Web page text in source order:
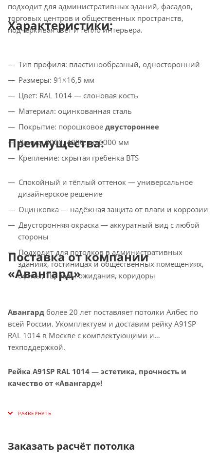
подходит для административных зданий, фасадов,
торговых центров и общественных пространств,
подчёркивая свет и тепло интерьера.
Характеристики:
Тип профиля: пластинообразный, односторонний
Размеры: 91×16,5 мм
Цвет: RAL 1014 — слоновая кость
Материал: оцинкованная сталь
Покрытие: порошковое двустороннее
Длина: 3000, 4000, до 6000 мм
Крепление: скрытая гребёнка BTS
Преимущества:
Спокойный и тёплый оттенок — универсальное
дизайнерское решение
Оцинковка — надёжная защита от влаги и коррозии
Двусторонняя окраска — аккуратный вид с любой
стороны
Подходит для потолков в административных
зданиях, гостиницах и общественных помещениях,
офисы, ТЦ, залы ожидания, коридоры
Поставка от компании
«Авангард»
Авангард более 20 лет поставляет потолки Албес по
всей России. Укомплектуем и доставим рейку A91SP
RAL 1014 в Москве с комплектующими и
техподдержкой.
Рейка A91SP RAL 1014 — эстетика, прочность и
качество от «Авангард»!
Заказать расчёт потолка